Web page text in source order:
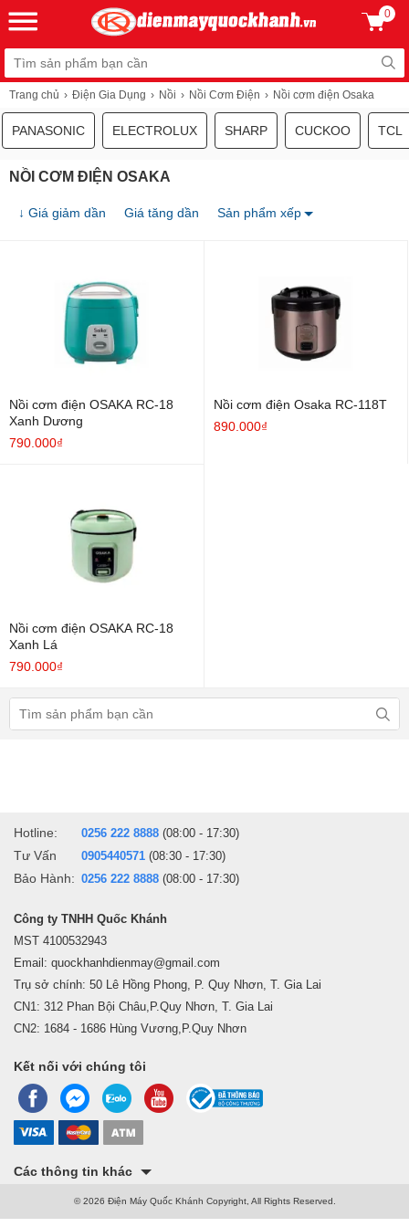
0
Trang chủ Điện Gia Dụng Nồi Nồi Cơm Điện Nồi cơm điện Osaka
PANASONIC ELECTROLUX SHARP CUCKOO TCL
NỒI CƠM ĐIỆN OSAKA
↓ Giá giảm dần Giá tăng dần Sản phẩm xếp
Nồi cơm điện OSAKA RC-18
Xanh Dương
790.000₫
Nồi cơm điện Osaka RC-118T
890.000₫
Nồi cơm điện OSAKA RC-18
Xanh Lá
790.000₫
Hotline: 0256 222 8888 (08:00 - 17:30)
Tư Vấn 0905440571 (08:30 - 17:30)
Bảo Hành: 0256 222 8888 (08:00 - 17:30)
Công ty TNHH Quốc Khánh
MST 4100532943
Email: quockhanhdienmay@gmail.com
Trụ sở chính: 50 Lê Hồng Phong, P. Quy Nhơn, T. Gia Lai
CN1: 312 Phan Bội Châu,P.Quy Nhơn, T. Gia Lai
CN2: 1684 - 1686 Hùng Vương,P.Quy Nhơn
Kết nối với chúng tôi
Các thông tin khác
© 2026 Điện Máy Quốc Khánh Copyright, All Rights Reserved.